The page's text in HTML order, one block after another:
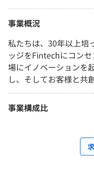
事業概況
私たちは、30年以上培
ッジをFintechにコン
場にイノベーションを
し、そしてお客様と共
事業構成比